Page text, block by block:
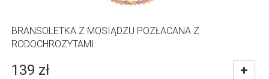
BRANSOLETKA Z MOSIĄDZU POZŁACANA Z
RODOCHROZYTAMI
139 zł